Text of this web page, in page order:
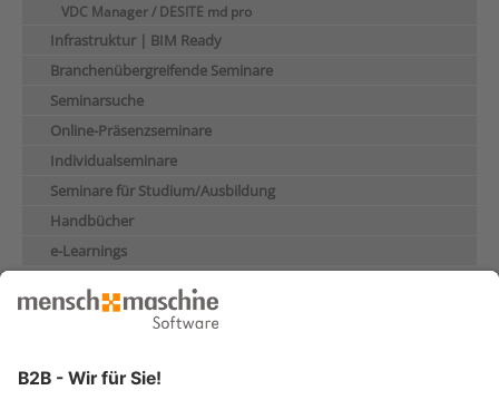
VDC Manager / DESITE md pro
Infrastruktur | BIM Ready
Branchenübergreifende Seminare
Seminarsuche
Online-Präsenzseminare
Individualseminare
Seminare für Studium/Ausbildung
Handbücher
e-Learnings